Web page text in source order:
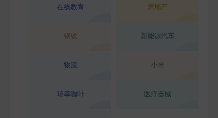
在线教育 房地产
钢铁 新能源汽车
物流 小米
瑞幸咖啡 医疗器械